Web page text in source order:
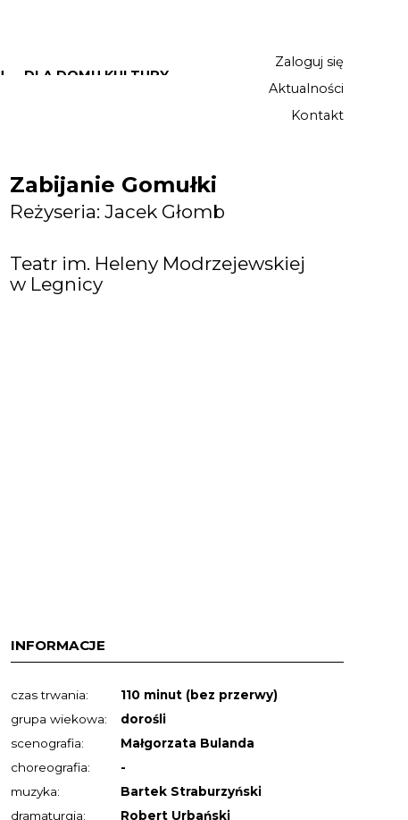
DLA DOMU KULTURY
Zaloguj się
Aktualności
Kontakt
Zabijanie Gomułki
Reżyseria: Jacek Głomb
Teatr im. Heleny Modrzejewskiej
w Legnicy
INFORMACJE
czas trwania:
110 minut (bez przerwy)
grupa wiekowa:
dorośli
scenografia:
Małgorzata Bulanda
choreografia:
-
muzyka:
Bartek Straburzyński
dramaturgia:
Robert Urbański